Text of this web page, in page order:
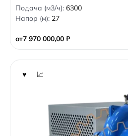
от7 970 000,00 ₽
0
o
u
f
5
Подача (м3/ч): 6300
Напор (м): 27